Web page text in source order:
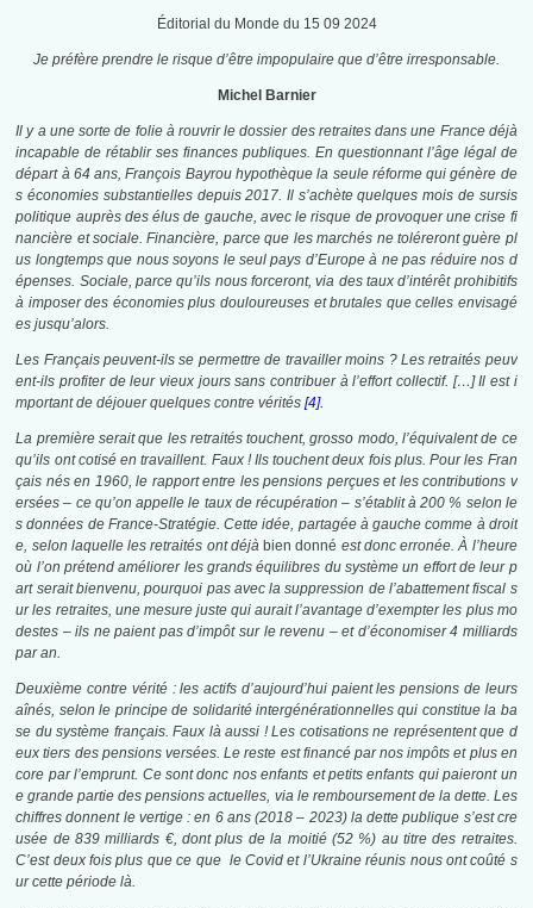
Éditorial du Monde du 15 09 2024
Je préfère prendre le risque d’être impopulaire que d’être irresponsable.
Michel Barnier
Il y a une sorte de folie à rouvrir le dossier des retraites dans une France déjà
incapable de rétablir ses finances publiques. En questionnant l’âge légal de
départ à 64 ans, François Bayrou hypothèque la seule réforme qui génère de
s économies substantielles depuis 2017. Il s’achète quelques mois de sursis
politique auprès des élus de gauche, avec le risque de provoquer une crise fi
nancière et sociale. Financière, parce que les marchés ne toléreront guère pl
us longtemps que nous soyons le seul pays d’Europe à ne pas réduire nos d
épenses. Sociale, parce qu’ils nous forceront, via des taux d’intérêt prohibitifs
à imposer des économies plus douloureuses et brutales que celles envisagé
es jusqu’alors.
Les Français peuvent-ils se permettre de travailler moins ? Les retraités peuv
ent-ils profiter de leur vieux jours sans contribuer à l’effort collectif. […] Il est i
mportant de déjouer quelques contre vérités[4].
La première serait que les retraités touchent, grosso modo, l’équivalent de ce
qu’ils ont cotisé en travaillent. Faux ! Ils touchent deux fois plus. Pour les Fran
çais nés en 1960, le rapport entre les pensions perçues et les contributions v
ersées – ce qu’on appelle le taux de récupération – s’établit à 200 % selon le
s données de France-Stratégie. Cette idée, partagée à gauche comme à droit
e, selon laquelle les retraités ont déjà bien donné est donc erronée. À l’heure
où l’on prétend améliorer les grands équilibres du système un effort de leur p
art serait bienvenu, pourquoi pas avec la suppression de l’abattement fiscal s
ur les retraites, une mesure juste qui aurait l’avantage d’exempter les plus mo
destes – ils ne paient pas d’impôt sur le revenu – et d’économiser 4 milliards
par an.
Deuxième contre vérité : les actifs d’aujourd’hui paient les pensions de leurs
aînés, selon le principe de solidarité intergénérationnelles qui constitue la ba
se du système français. Faux là aussi ! Les cotisations ne représentent que d
eux tiers des pensions versées. Le reste est financé par nos impôts et plus en
core par l’emprunt. Ce sont donc nos enfants et petits enfants qui paieront un
e grande partie des pensions actuelles, via le remboursement de la dette. Les
chiffres donnent le vertige : en 6 ans (2018 – 2023) la dette publique s’est cre
usée de 839 milliards €, dont plus de la moitié (52 %) au titre des retraites.
C’est deux fois plus que ce que le Covid et l’Ukraine réunis nous ont coûté s
ur cette période là.